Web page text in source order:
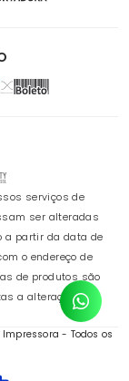
serviços de
ser alteradas
a partir da data de
o endereço de
de produtos são
a alterações de
- Todos os